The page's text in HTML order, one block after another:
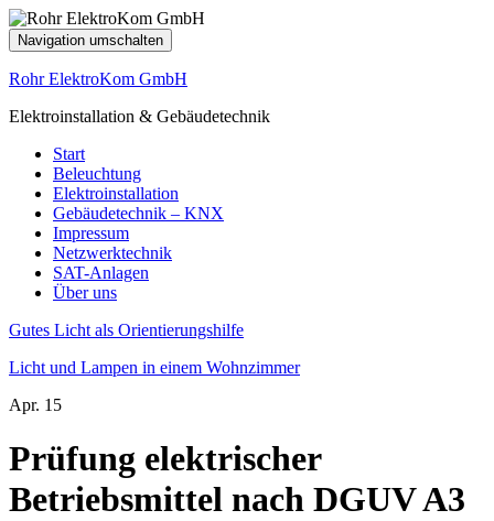
Navigation umschalten
Rohr ElektroKom GmbH
Elektroinstallation & Gebäudetechnik
Start
Beleuchtung
Elektroinstallation
Gebäudetechnik – KNX
Impressum
Netzwerktechnik
SAT-Anlagen
Über uns
Gutes Licht als Orientierungshilfe
Licht und Lampen in einem Wohnzimmer
Apr. 15
Prüfung elektrischer
Betriebsmittel nach DGUV A3